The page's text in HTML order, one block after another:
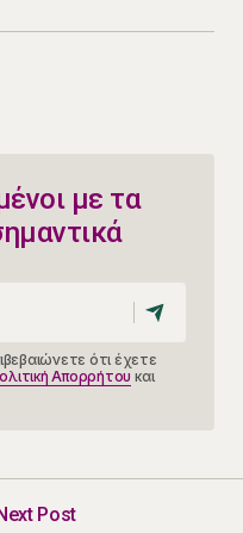
με τα
ότι έχετε
Απορρήτου και
Post